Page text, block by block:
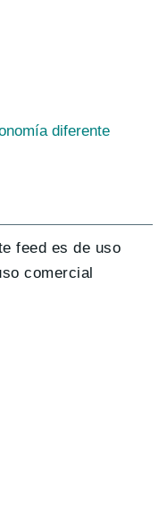
diferente
feed es de uso
comercial